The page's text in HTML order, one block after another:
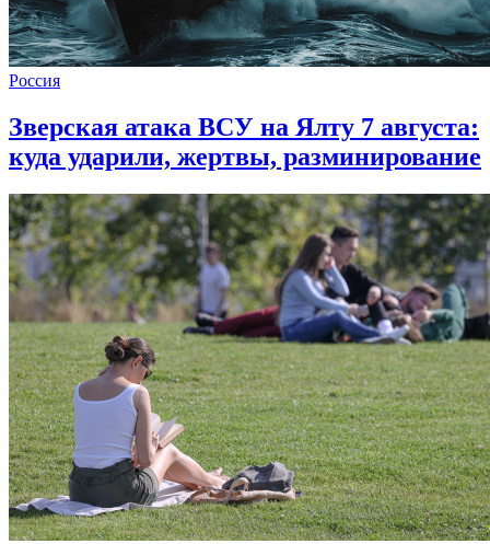
Россия
Зверская атака ВСУ на Ялту 7 августа:
куда ударили, жертвы, разминирование